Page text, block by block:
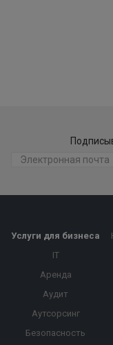
Услуги для бизнеса
IT
Аренда
Аудит
Аутсорсинг
Безопасность